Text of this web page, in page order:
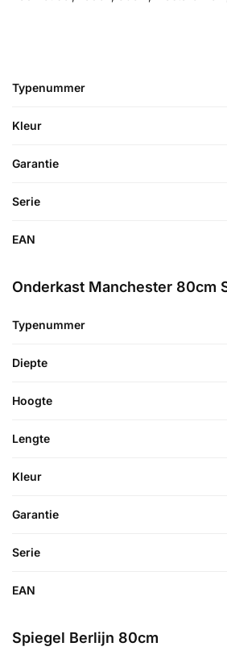
Typenummer
Kleur
Garantie
Serie
EAN
Onderkast Manchester 80cm
Typenummer
Diepte
Hoogte
Lengte
Kleur
Garantie
Serie
EAN
Spiegel Berlijn 80cm